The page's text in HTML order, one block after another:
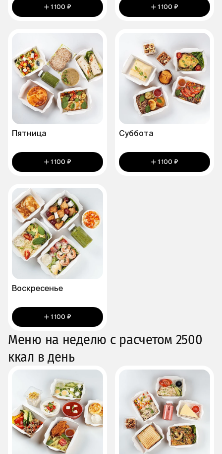
1 100 ₽ 1 100 ₽
Пятница
1 100 ₽
Суббота
1 100 ₽
Воскресенье
1 100 ₽
Меню на неделю с расчетом 2500
ккал в день